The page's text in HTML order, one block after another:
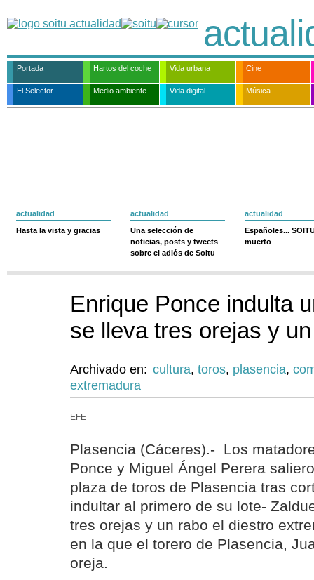
Portada Hartos del coche Vida urbana Cine
El Selector Medio ambiente Vida digital Música
actualidad
Hasta la vista y gracias
actualidad
Una selección de
noticias, posts y tweets
sobre el adiós de Soitu
actualidad
Españoles...
muerto
Enrique Ponce indulta
se lleva tres orejas y
Archivado en: cultura, toros, plasencia,
extremadura
EFE
Plasencia (Cáceres).- Los
Ponce y Miguel Ángel Perera
plaza de toros de Plasencia tras
indultar al primero de su lote-
tres orejas y un rabo el diestro
en la que el torero de Plasencia,
oreja.